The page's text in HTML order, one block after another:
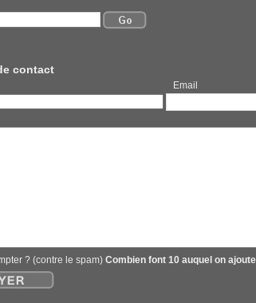
contact
Email
? (contre le spam) Combien font 10 auquel on